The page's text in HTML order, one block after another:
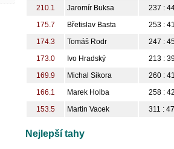
210.1
Jaromír Buksa
237 :
175.7
Břetislav Basta
253 :
174.3
Tomáš Rodr
247 :
173.0
Ivo Hradský
213 :
169.9
Michal Sikora
260 :
166.1
Marek Holba
258 :
153.5
Martin Vacek 311 :
Nejlepší tahy